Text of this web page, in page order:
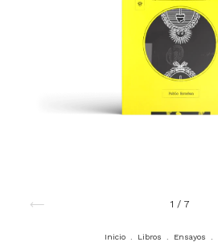
1 / 7
Inicio Libros Ensayos